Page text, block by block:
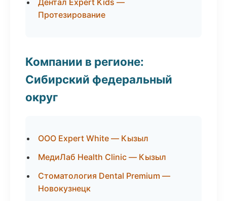
Дентал Expert Kids —
Протезирование
Компании в регионе:
Сибирский федеральный
округ
ООО Expert White — Кызыл
МедиЛаб Health Clinic — Кызыл
Стоматология Dental Premium —
Новокузнецк